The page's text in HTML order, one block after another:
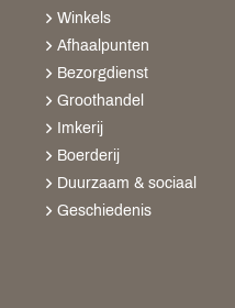
Winkels
Afhaalpunten
Bezorgdienst
Groothandel
Imkerij
Boerderij
Duurzaam & sociaal
Geschiedenis